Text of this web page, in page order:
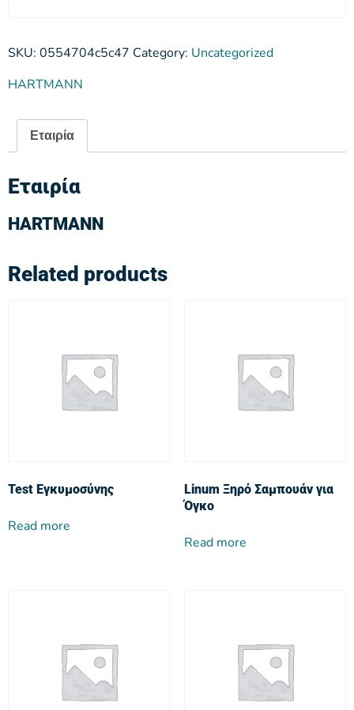
SKU: 0554704c5c47 Category: Uncategorized
HARTMANN
Εταιρία
Εταιρία
HARTMANN
Related products
Test Εγκυμοσύνης
Read more
Linum Ξηρό Σαμπουάν για
Όγκο
Read more